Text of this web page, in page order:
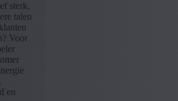
minder
minder
sterk,
talen
Voor
en